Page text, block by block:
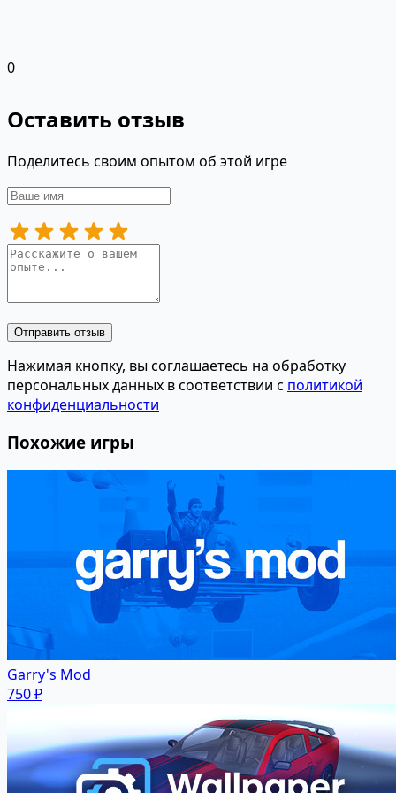
0
Оставить отзыв
Поделитесь своим опытом об этой игре
Отправить отзыв
Нажимая кнопку, вы соглашаетесь на обработку
персональных данных в соответствии с политикой
конфиденциальности
Похожие игры
Garry's Mod
750 ₽